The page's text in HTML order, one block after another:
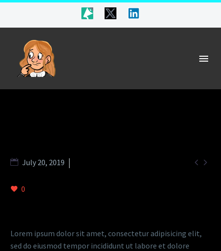
 
July 20, 2019
0
Lorem ipsum dolor sit amet, consectetur adipisicing elit,
sed do eiusmod tempor incididunt ut labore et dolore